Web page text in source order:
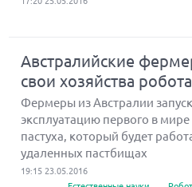
Австралийские
свои хозяйства
Фермеры из Австралии
эксплуатацию первого в
пастуха, который будет
удаленных пастбищах
19:15 23.05.2016